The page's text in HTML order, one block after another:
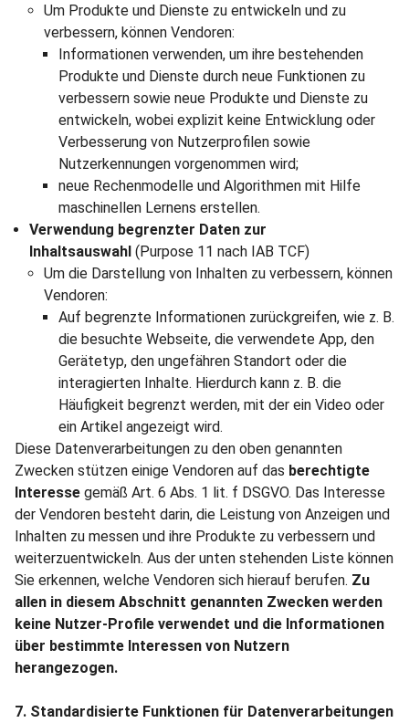
Um Produkte und Dienste zu entwickeln und zu
verbessern, können Vendoren:
Informationen verwenden, um ihre bestehenden
Produkte und Dienste durch neue Funktionen zu
verbessern sowie neue Produkte und Dienste zu
entwickeln, wobei explizit keine Entwicklung oder
Verbesserung von Nutzerprofilen sowie
Nutzerkennungen vorgenommen wird;
neue Rechenmodelle und Algorithmen mit Hilfe
maschinellen Lernens erstellen.
Verwendung begrenzter Daten zur
Inhaltsauswahl (Purpose 11 nach IAB TCF)
Um die Darstellung von Inhalten zu verbessern, können
Vendoren:
Auf begrenzte Informationen zurückgreifen, wie z. B.
die besuchte Webseite, die verwendete App, den
Gerätetyp, den ungefähren Standort oder die
interagierten Inhalte. Hierdurch kann z. B. die
Häufigkeit begrenzt werden, mit der ein Video oder
ein Artikel angezeigt wird.
Diese Datenverarbeitungen zu den oben genannten
Zwecken stützen einige Vendoren auf das berechtigte
Interesse gemäß Art. 6 Abs. 1 lit. f DSGVO. Das Interesse
der Vendoren besteht darin, die Leistung von Anzeigen und
Inhalten zu messen und ihre Produkte zu verbessern und
weiterzuentwickeln. Aus der unten stehenden Liste können
Sie erkennen, welche Vendoren sich hierauf berufen. Zu
allen in diesem Abschnitt genannten Zwecken werden
keine Nutzer-Profile verwendet und die Informationen
über bestimmte Interessen von Nutzern
herangezogen.
7. Standardisierte Funktionen für Datenverarbeitungen